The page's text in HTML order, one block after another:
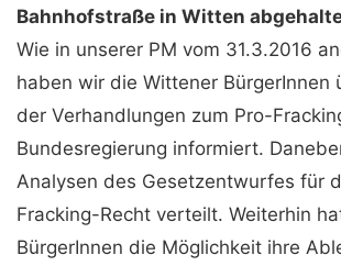
Bahnhofstraße in Witten
Wie in unserer PM vom 31.3.2016
haben wir die Wittener BürgerInnen
der Verhandlungen zum Pro-
Bundesregierung informiert.
Analysen des Gesetzentwurfes für
Fracking-Recht verteilt. Weiterhin
BürgerInnen die Möglichkeit ihre